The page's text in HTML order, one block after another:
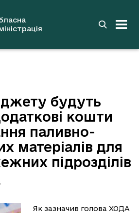
будуть
кошти
паливно-
матеріалів для
підрозділів
Як зазначив голова ХОДА